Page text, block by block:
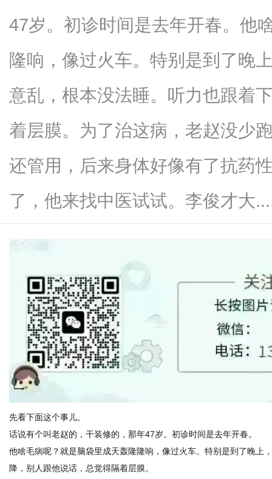
47岁。初诊时间是去年开春。他
隆响，像过火车。特别是到了晚
意乱，根本没法睡。听力也跟着
着层膜。为了治这病，老赵没少
还管用，后来身体好像有了抗药
了，他来找中医试试。李俊才大
先看下面这个事儿。
话说有个叫老赵的，干装修的，那年47岁。初诊时间是去年开春。
他啥毛病呢？就是脑袋里成天轰隆隆响，像过火车。特别是到了晚上
降，别人跟他说话，总觉得隔着层膜。